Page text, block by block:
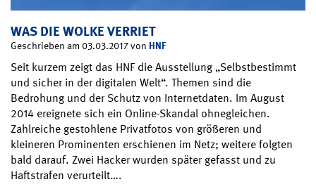
WAS DIE WOLKE VERRIET
Geschrieben am 03.03.2017 von HNF
Seit kurzem zeigt das HNF die Ausstellung „Selbstbestimmt
und sicher in der digitalen Welt“. Themen sind die
Bedrohung und der Schutz von Internetdaten. Im August
2014 ereignete sich ein Online-Skandal ohnegleichen.
Zahlreiche gestohlene Privatfotos von größeren und
kleineren Prominenten erschienen im Netz; weitere folgten
bald darauf. Zwei Hacker wurden später gefasst und zu
Haftstrafen verurteilt….